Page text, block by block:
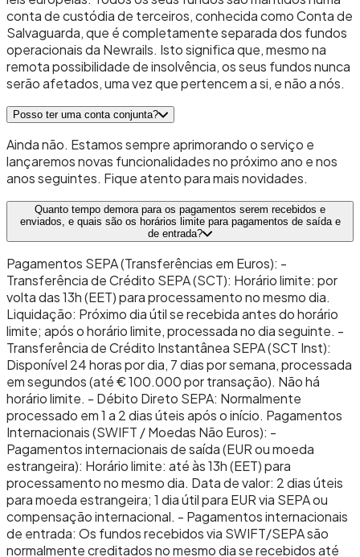
conta de custódia de terceiros, conhecida como Conta de
Salvaguarda, que é completamente separada dos fundos
operacionais da Newrails. Isto significa que, mesmo na
remota possibilidade de insolvência, os seus fundos nunca
serão afetados, uma vez que pertencem a si, e não a nós.
Posso ter uma conta conjunta?
Ainda não. Estamos sempre aprimorando o serviço e
lançaremos novas funcionalidades no próximo ano e nos
anos seguintes. Fique atento para mais novidades.
Quanto tempo demora para os pagamentos serem recebidos e
enviados, e quais são os horários limite para pagamentos de saída e
de entrada?
Pagamentos SEPA (Transferências em Euros): -
Transferência de Crédito SEPA (SCT): Horário limite: por
volta das 13h (EET) para processamento no mesmo dia.
Liquidação: Próximo dia útil se recebida antes do horário
limite; após o horário limite, processada no dia seguinte. -
Transferência de Crédito Instantânea SEPA (SCT Inst):
Disponível 24 horas por dia, 7 dias por semana, processada
em segundos (até € 100.000 por transação). Não há
horário limite. - Débito Direto SEPA: Normalmente
processado em 1 a 2 dias úteis após o início. Pagamentos
Internacionais (SWIFT / Moedas Não Euros): -
Pagamentos internacionais de saída (EUR ou moeda
estrangeira): Horário limite: até às 13h (EET) para
processamento no mesmo dia. Data de valor: 2 dias úteis
para moeda estrangeira; 1 dia útil para EUR via SEPA ou
compensação internacional. - Pagamentos internacionais
de entrada: Os fundos recebidos via SWIFT/SEPA são
normalmente creditados no mesmo dia se recebidos até